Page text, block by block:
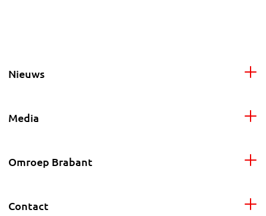
Nieuws
Media
Omroep Brabant
Contact